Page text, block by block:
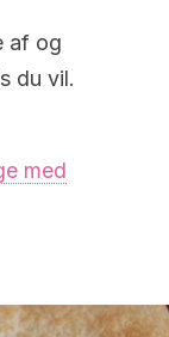
af og
du vil.
med